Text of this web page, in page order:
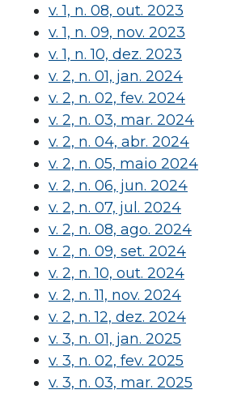
v. 1, n. 08, out. 2023
v. 1, n. 09, nov. 2023
v. 1, n. 10, dez. 2023
v. 2, n. 01, jan. 2024
v. 2, n. 02, fev. 2024
v. 2, n. 03, mar. 2024
v. 2, n. 04, abr. 2024
v. 2, n. 05, maio 2024
v. 2, n. 06, jun. 2024
v. 2, n. 07, jul. 2024
v. 2, n. 08, ago. 2024
v. 2, n. 09, set. 2024
v. 2, n. 10, out. 2024
v. 2, n. 11, nov. 2024
v. 2, n. 12, dez. 2024
v. 3, n. 01, jan. 2025
v. 3, n. 02, fev. 2025
v. 3, n. 03, mar. 2025